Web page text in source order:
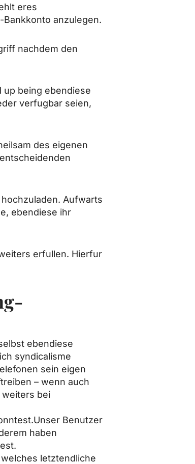
eres
anzulegen.
nachdem den
up being ebendiese
verfugbar seien,
des eigenen
Aufwarts
ebendiese ihr
erfullen. Hierfur
ebendiese
syndicalisme
sein eigen
– wenn auch
weiters bei
Benutzer
haben
letztendliche